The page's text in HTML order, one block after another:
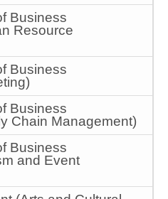
Business
Resource
Business
Business
Chain Management)
Business
and Event